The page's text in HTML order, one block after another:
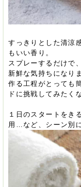
すっきりとした清涼
もいい香り。
スプレーするだけで
新鮮な気持ちになり
作る工程がとっても
ドに挑戦してみたく
１日のスタートをき
用…など、シーン別